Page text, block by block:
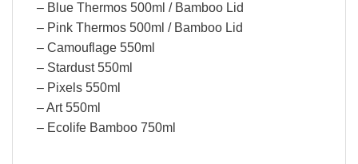
– Blue Thermos 500ml / Βamboo Lid
– Pink Thermos 500ml / Βamboo Lid
– Camouflage 550ml
– Stardust 550ml
– Pixels 550ml
– Art 550ml
– Ecolife Βamboo 750ml